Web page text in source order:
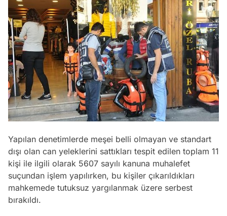
Yapılan denetimlerde meşei belli olmayan ve standart
dışı olan can yeleklerini sattıkları tespit edilen toplam 11
kişi ile ilgili olarak 5607 sayılı kanuna muhalefet
suçundan işlem yapılırken, bu kişiler çıkarıldıkları
mahkemede tutuksuz yargılanmak üzere serbest
bırakıldı.